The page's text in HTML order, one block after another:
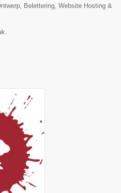
Belettering, Website Hosting &